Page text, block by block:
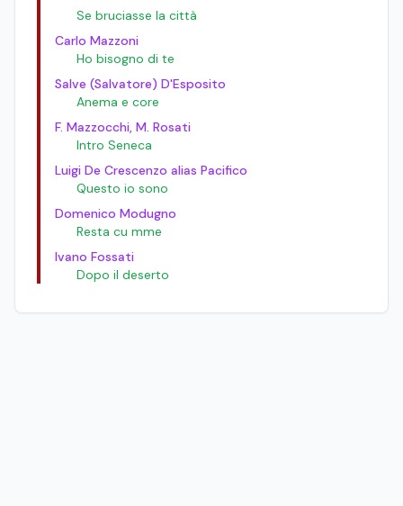
Se bruciasse la città
Carlo Mazzoni
Ho bisogno di te
Salve (Salvatore) D'Esposito
Anema e core
F. Mazzocchi, M. Rosati
Intro Seneca
Luigi De Crescenzo alias Pacifico
Questo io sono
Domenico Modugno
Resta cu mme
Ivano Fossati
Dopo il deserto